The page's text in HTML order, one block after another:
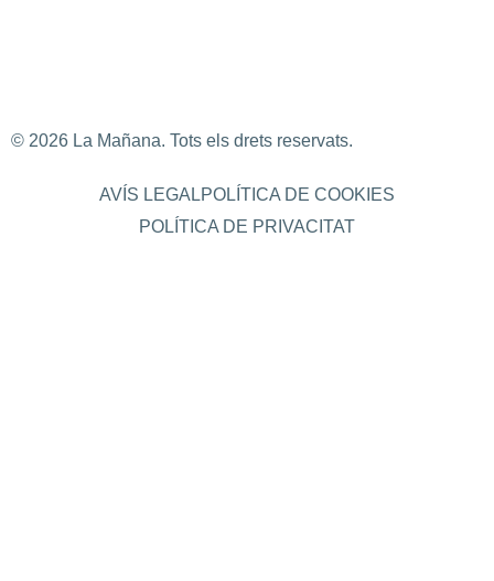
© 2026 La Mañana. Tots els drets reservats.
AVÍS LEGALPOLÍTICA DE COOKIES
POLÍTICA DE PRIVACITAT